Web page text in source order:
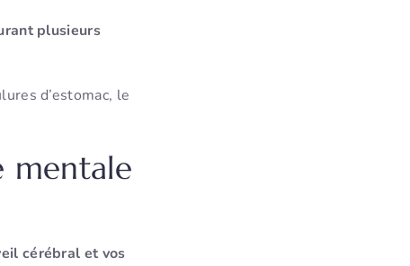
plusieurs
d’estomac, le
mentale
cérébral et vos